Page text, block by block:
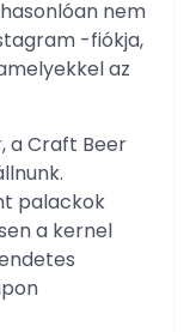
nem
-fiókja,
az
a Craft Beer
palackok
a kernel